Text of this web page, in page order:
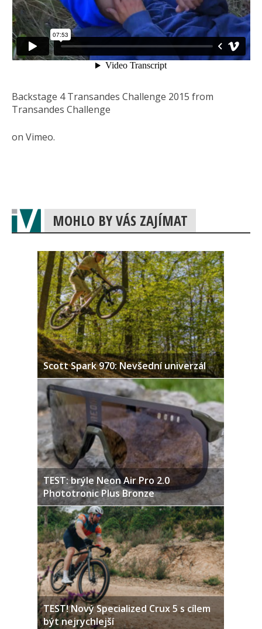
Backstage 4 Transandes Challenge 2015 from
Transandes Challenge
on Vimeo.
MOHLO BY VÁS ZAJÍMAT
Scott Spark 970: Nevšední univerzál
TEST: brýle Neon Air Pro 2.0
Phototronic Plus Bronze
TEST! Nový Specialized Crux 5 s cílem
být nejrychlejší